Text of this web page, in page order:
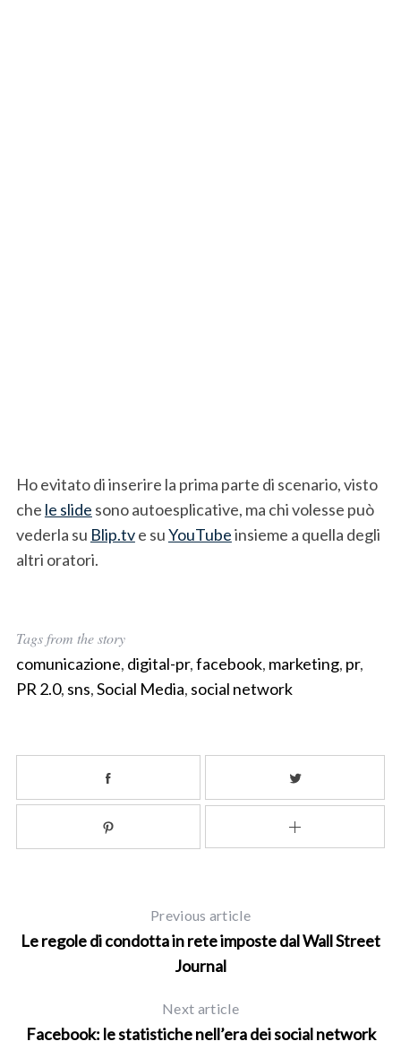
Ho evitato di inserire la prima parte di scenario, visto
che le slide sono autoesplicative, ma chi volesse può
vederla su Blip.tve suYouTubeinsieme a quella degli
altri oratori.
Tags from the story
comunicazione, digital-pr,facebook, marketing, pr,
PR 2.0, sns,Social Media, social network
Previous article
Le regole di condotta in rete imposte dal Wall Street
Journal
Next article
Facebook: le statistiche nell’era dei social network
S
a
h
o